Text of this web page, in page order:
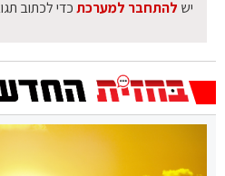
יש להתחבר למערכתכדי לכתוב